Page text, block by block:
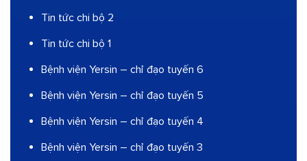
Tin tức chi bộ 2
Tin tức chi bộ 1
Bệnh viện Yersin – chỉ đạo tuyến 6
Bệnh viện Yersin – chỉ đạo tuyến 5
Bệnh viện Yersin – chỉ đạo tuyến 4
Bệnh viện Yersin – chỉ đạo tuyến 3